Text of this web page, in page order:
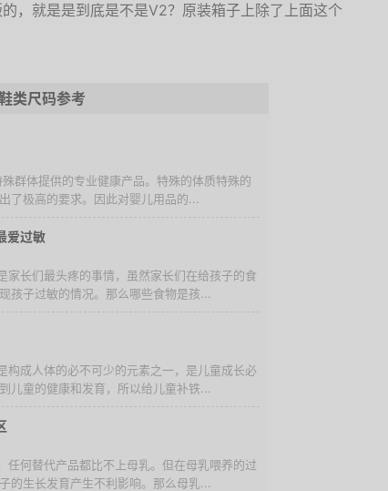
，就是是到底是不是V2？原装箱子上除了上面这个
类尺码参考
群体提供的专业健康产品。特殊的体质特殊的
了极高的要求。因此对婴儿用品的...
爱过敏
家长们最头疼的事情，虽然家长们在给孩子的食
孩子过敏的情况。那么哪些食物是孩...
构成人体的必不可少的元素之一，是儿童成长必
儿童的健康和发育，所以给儿童补铁...
任何替代产品都比不上母乳。但在母乳喂养的过
的生长发育产生不利影响。那么母乳...